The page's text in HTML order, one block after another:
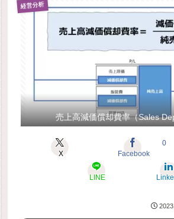
経営分析
売上高減価償却費率（Sales
X Facebook
0
LINE